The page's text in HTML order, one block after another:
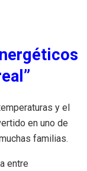
y el
en uno de
familias.
entre